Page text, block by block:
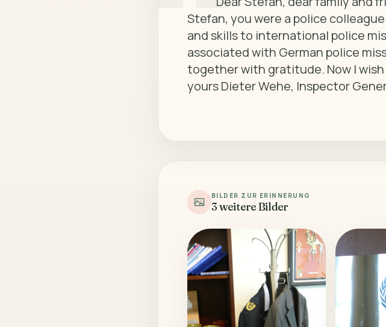
Stefan, you were a police
and skills to international police
associated with German police
together with gratitude. Now I
yours Dieter Wehe, Inspector
BILDER ZUR ERINNERUNG
3 weitere Bilder